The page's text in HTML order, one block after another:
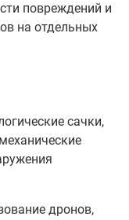
повреждений и
на отдельных
сачки,
дронов,